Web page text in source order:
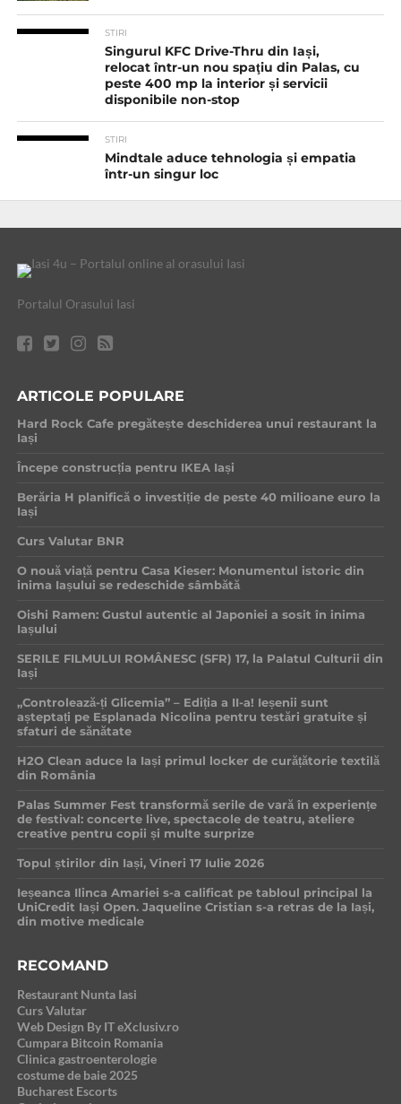
STIRI
Singurul KFC Drive-Thru din Iași,
relocat într-un nou spaţiu din Palas, cu
peste 400 mp la interior și servicii
disponibile non-stop
STIRI
Mindtale aduce tehnologia și empatia
într-un singur loc
Portalul Orasului Iasi
ARTICOLE POPULARE
Hard Rock Cafe pregătește deschiderea unui restaurant la
Iași
Începe construcția pentru IKEA Iași
Berăria H planifică o investiție de peste 40 milioane euro la
Iași
Curs Valutar BNR
O nouă viață pentru Casa Kieser: Monumentul istoric din
inima Iașului se redeschide sâmbătă
Oishi Ramen: Gustul autentic al Japoniei a sosit în inima
Iașului
SERILE FILMULUI ROMÂNESC (SFR) 17, la Palatul Culturii din
Iași
„Controlează-ți Glicemia” – Ediția a II-a! Ieșenii sunt
așteptați pe Esplanada Nicolina pentru testări gratuite și
sfaturi de sănătate
H2O Clean aduce la Iași primul locker de curățătorie textilă
din România
Palas Summer Fest transformă serile de vară în experiențe
de festival: concerte live, spectacole de teatru, ateliere
creative pentru copii și multe surprize
Topul știrilor din Iași, Vineri 17 Iulie 2026
Ieșeanca Ilinca Amariei s-a calificat pe tabloul principal la
UniCredit Iași Open. Jaqueline Cristian s-a retras de la Iași,
din motive medicale
RECOMAND
Restaurant Nunta Iasi
Curs Valutar
Web Design By IT eXclusiv.ro
Cumpara Bitcoin Romania
Clinica gastroenterologie
costume de baie 2025
Bucharest Escorts